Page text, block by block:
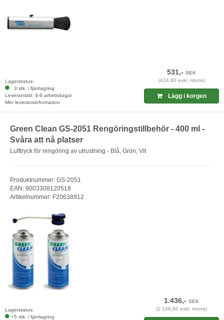
Lagerstatus:
3 stk. i fjärrlagring
Leveranstid: 4-9 arbetsdagar
Mer leveransinformation
531,-SEK
(424,80 exkl. moms)
Lägg i korgen
Green Clean GS-2051 Rengöringstillbehör - 400 ml -
Svåra att nå platser
Lufttryck för rengöring av utrustning - Blå, Grön, Vit
Produktnummer: GS-2051
EAN: 9003308120518
Artikelnummer: F20638912
Lagerstatus:
+5 stk. i fjärrlagring
1.436,-SEK
(1.148,80 exkl. moms)